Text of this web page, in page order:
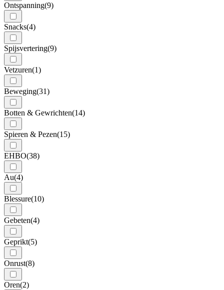
Ontspanning(9)
Snacks(4)
Spijsvertering(9)
Vetzuren(1)
Beweging(31)
Botten & Gewrichten(14)
Spieren & Pezen(15)
EHBO(38)
Au(4)
Blessure(10)
Gebeten(4)
Geprikt(5)
Onrust(8)
Oren(2)